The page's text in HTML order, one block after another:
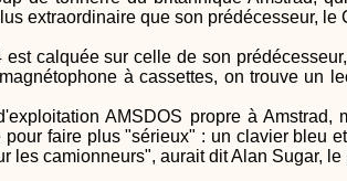
extraordinaire que son prédécesseur,
est calquée sur celle de son
à cassettes, on trouve un
AMSDOS propre à
faire plus "sérieux" : un clavier bleu
les camionneurs", aurait dit Alan Sugar,